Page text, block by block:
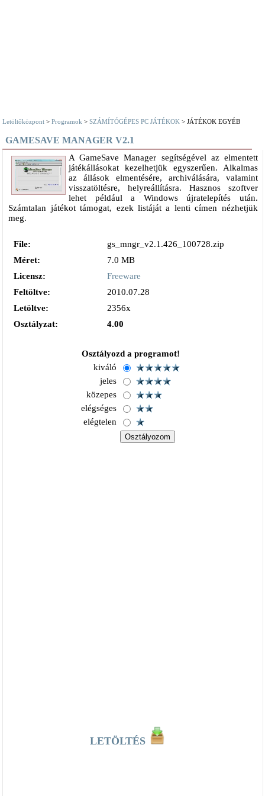
Letöltőközpont >Programok >SZÁMÍTÓGÉPES PC JÁTÉKOK > JÁTÉKOK EGYÉB
GAMESAVE MANAGER V2.1
A GameSave Manager segítségével az elmentett
játékállásokat kezelhetjük egyszerűen. Alkalmas
az állások elmentésére, archiválására, valamint
visszatöltésre, helyreállításra. Hasznos szoftver
lehet például a Windows újratelepítés után.
Számtalan játékot támogat, ezek listáját a lenti címen nézhetjük
meg.
File:
gs_mngr_v2.1.426_100728.zip
Méret:
7.0 MB
Licensz:
Freeware
Feltöltve:
2010.07.28
Letöltve:
2356x
Osztályzat:
4.00
Osztályozd a programot!
kiváló
jeles
közepes
elégséges
elégtelen
LETÖLTÉS